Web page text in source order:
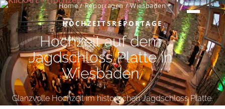
Home/Reportagen/Wiesbaden
HOCHZEITSREPORTAGE
Hochzeit auf dem
Jagdschloss Platte in
Wiesbaden
Glanzvolle Hochzeit im historischen Jagdschloss Platte.